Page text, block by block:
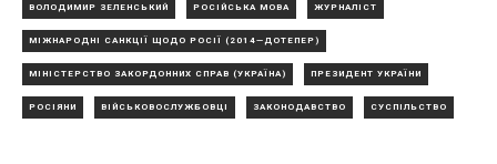
ВОЛОДИМИР ЗЕЛЕНСЬКИЙ РОСІЙСЬКА МОВА ЖУРНАЛІСТ
МІЖНАРОДНІ САНКЦІЇ ЩОДО РОСІЇ (2014—ДОТЕПЕР)
МІНІСТЕРСТВО ЗАКОРДОННИХ СПРАВ (УКРАЇНА) ПРЕЗИДЕНТ УКРАЇНИ
РОСІЯНИ ВІЙСЬКОВОСЛУЖБОВЦІ ЗАКОНОДАВСТВО СУСПІЛЬСТВО